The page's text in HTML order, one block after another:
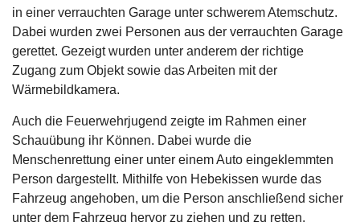
in einer verrauchten Garage unter schwerem Atemschutz.
Dabei wurden zwei Personen aus der verrauchten Garage
gerettet. Gezeigt wurden unter anderem der richtige
Zugang zum Objekt sowie das Arbeiten mit der
Wärmebildkamera.
Auch die Feuerwehrjugend zeigte im Rahmen einer
Schauübung ihr Können. Dabei wurde die
Menschenrettung einer unter einem Auto eingeklemmten
Person dargestellt. Mithilfe von Hebekissen wurde das
Fahrzeug angehoben, um die Person anschließend sicher
unter dem Fahrzeug hervor zu ziehen und zu retten.